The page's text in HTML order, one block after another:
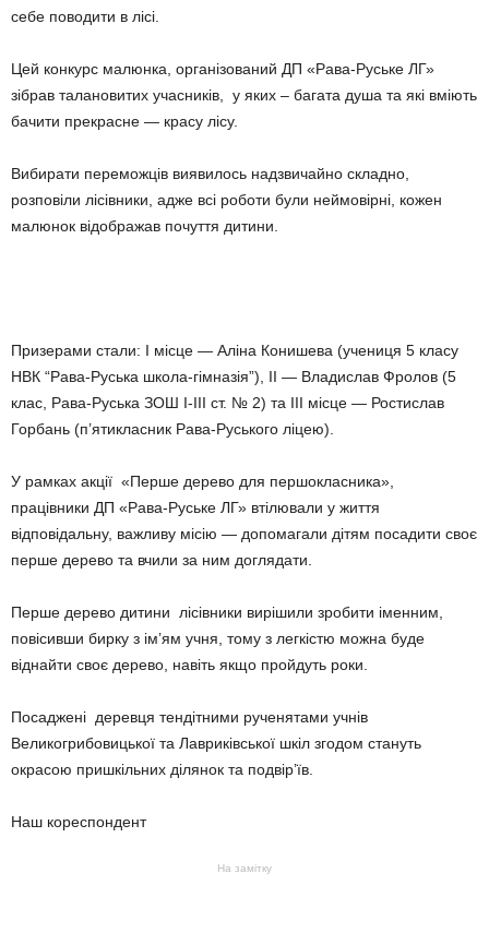
себе поводити в лісі.
Цей конкурс малюнка, організований ДП «Рава-Руське ЛГ»
зібрав талановитих учасників, у яких – багата душа та які вміють
бачити прекрасне — красу лісу.
Вибирати переможців виявилось надзвичайно складно,
розповіли лісівники, адже всі роботи були неймовірні, кожен
малюнок відображав почуття дитини.
Призерами стали: І місце — Аліна Конишева (учениця 5 класу
НВК “Рава-Руська школа-гімназія”), ІІ — Владислав Фролов (5
клас, Рава-Руська ЗОШ І-ІІІ ст. № 2) та ІІІ місце — Ростислав
Горбань (п’ятикласник Рава-Руського ліцею).
У рамках акції «Перше дерево для першокласника»,
працівники ДП «Рава-Руське ЛГ» втілювали у життя
відповідальну, важливу місію — допомагали дітям посадити своє
перше дерево та вчили за ним доглядати.
Перше дерево дитини лісівники вирішили зробити іменним,
повісивши бирку з ім’ям учня, тому з легкістю можна буде
віднайти своє дерево, навіть якщо пройдуть роки.
Посаджені деревця тендітними рученятами учнів
Великогрибовицької та Лавриківської шкіл згодом стануть
окрасою пришкільних ділянок та подвір’їв.
Наш кореспондент
На замітку